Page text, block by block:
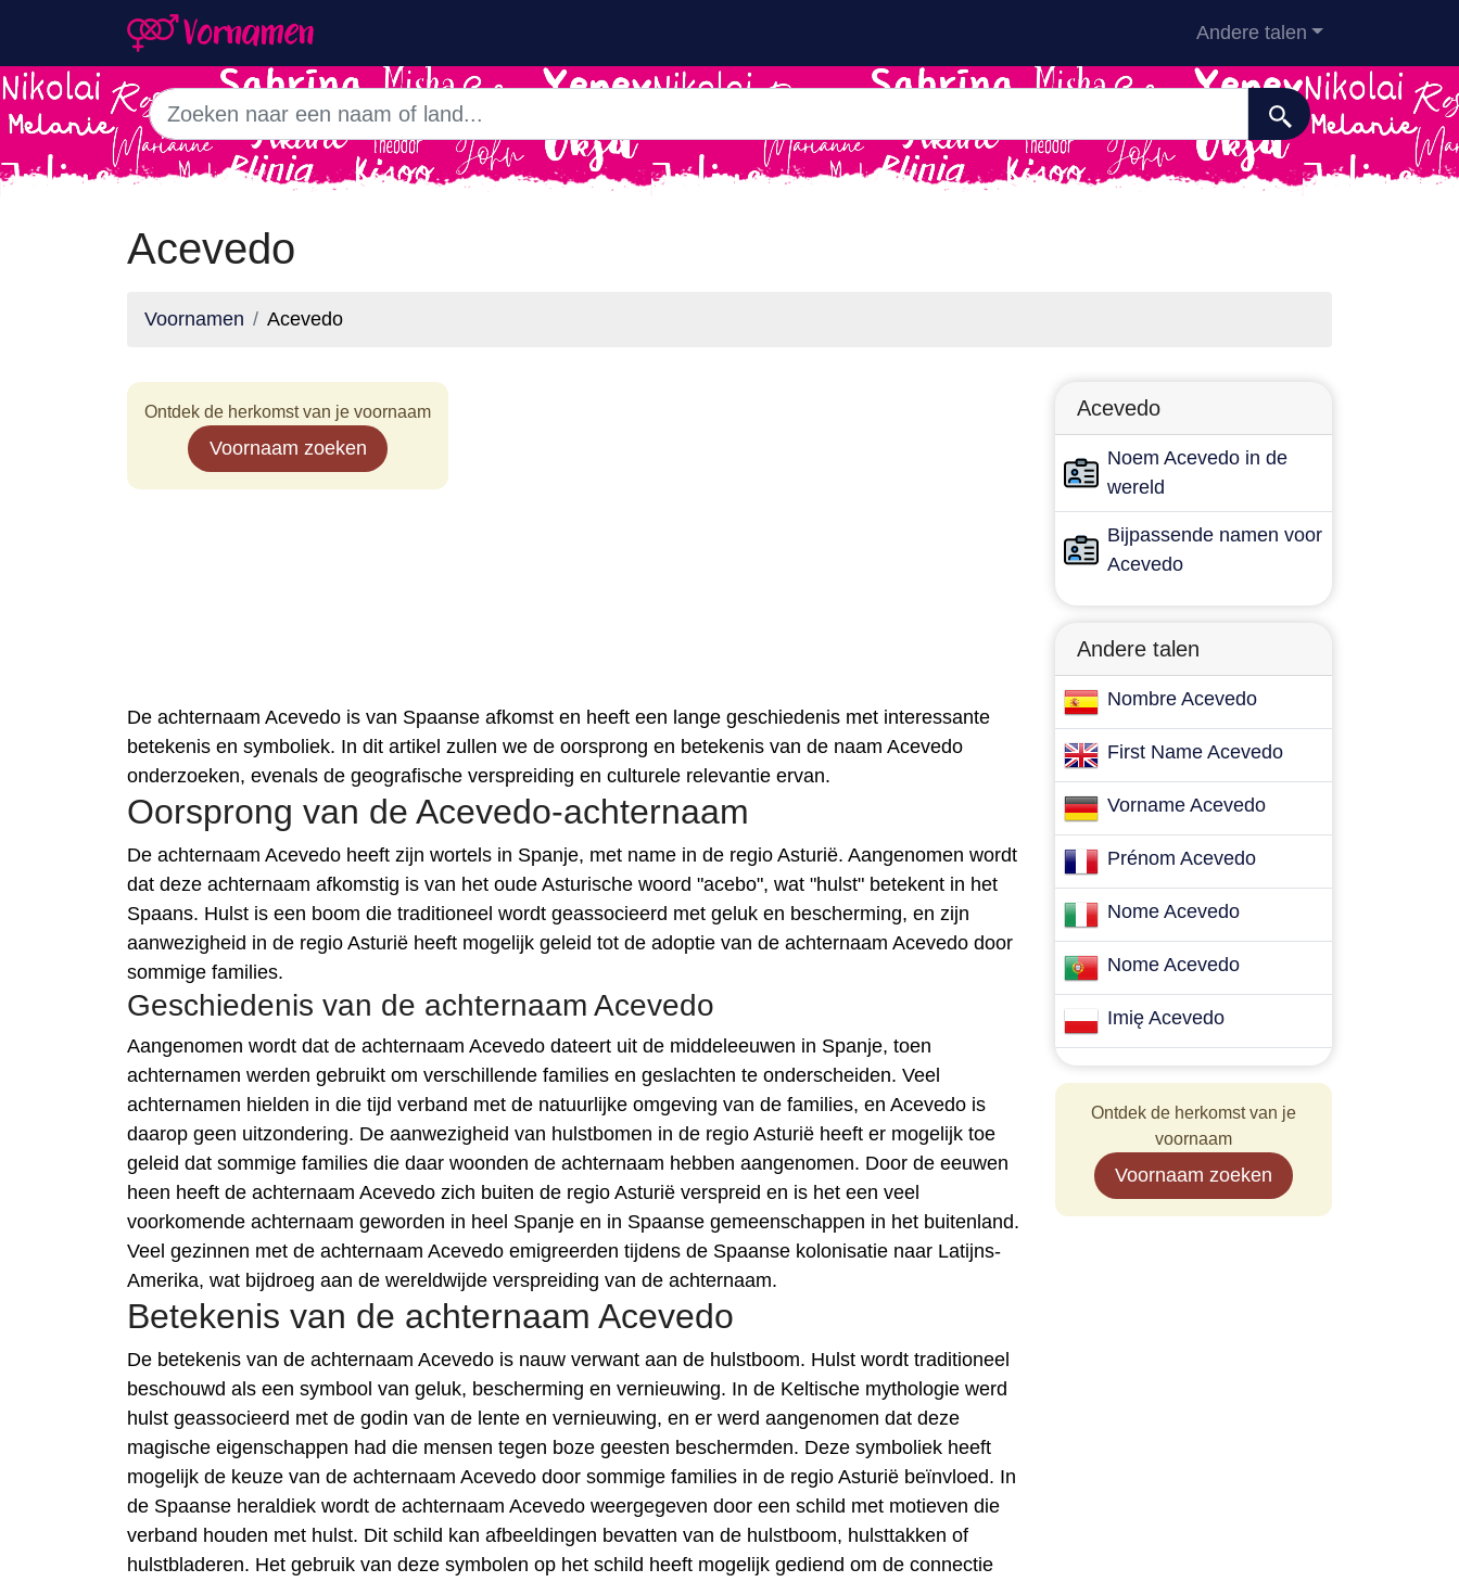
Andere talen
Acevedo
Voornamen Acevedo
Ontdek de herkomst van je voornaam
Voornaam zoeken
De achternaam Acevedo is van Spaanse afkomst en heeft een lange geschiedenis met interessante
betekenis en symboliek. In dit artikel zullen we de oorsprong en betekenis van de naam Acevedo
onderzoeken, evenals de geografische verspreiding en culturele relevantie ervan.
Oorsprong van de Acevedo-achternaam
De achternaam Acevedo heeft zijn wortels in Spanje, met name in de regio Asturië. Aangenomen wordt
dat deze achternaam afkomstig is van het oude Asturische woord "acebo", wat "hulst" betekent in het
Spaans. Hulst is een boom die traditioneel wordt geassocieerd met geluk en bescherming, en zijn
aanwezigheid in de regio Asturië heeft mogelijk geleid tot de adoptie van de achternaam Acevedo door
sommige families.
Geschiedenis van de achternaam Acevedo
Aangenomen wordt dat de achternaam Acevedo dateert uit de middeleeuwen in Spanje, toen
achternamen werden gebruikt om verschillende families en geslachten te onderscheiden. Veel
achternamen hielden in die tijd verband met de natuurlijke omgeving van de families, en Acevedo is
daarop geen uitzondering. De aanwezigheid van hulstbomen in de regio Asturië heeft er mogelijk toe
geleid dat sommige families die daar woonden de achternaam hebben aangenomen. Door de eeuwen
heen heeft de achternaam Acevedo zich buiten de regio Asturië verspreid en is het een veel
voorkomende achternaam geworden in heel Spanje en in Spaanse gemeenschappen in het buitenland.
Veel gezinnen met de achternaam Acevedo emigreerden tijdens de Spaanse kolonisatie naar Latijns-
Amerika, wat bijdroeg aan de wereldwijde verspreiding van de achternaam.
Betekenis van de achternaam Acevedo
De betekenis van de achternaam Acevedo is nauw verwant aan de hulstboom. Hulst wordt traditioneel
beschouwd als een symbool van geluk, bescherming en vernieuwing. In de Keltische mythologie werd
hulst geassocieerd met de godin van de lente en vernieuwing, en er werd aangenomen dat deze
magische eigenschappen had die mensen tegen boze geesten beschermden. Deze symboliek heeft
mogelijk de keuze van de achternaam Acevedo door sommige families in de regio Asturië beïnvloed. In
de Spaanse heraldiek wordt de achternaam Acevedo weergegeven door een schild met motieven die
verband houden met hulst. Dit schild kan afbeeldingen bevatten van de hulstboom, hulsttakken of
hulstbladeren. Het gebruik van deze symbolen op het schild heeft mogelijk gediend om de connectie
Acevedo
Noem Acevedo in de
wereld
Bijpassende namen voor
Acevedo
Andere talen
Nombre Acevedo
First Name Acevedo
Vorname Acevedo
Prénom Acevedo
Nome Acevedo
Nome Acevedo
Imię Acevedo
Ontdek de herkomst van je
voornaam
Voornaam zoeken